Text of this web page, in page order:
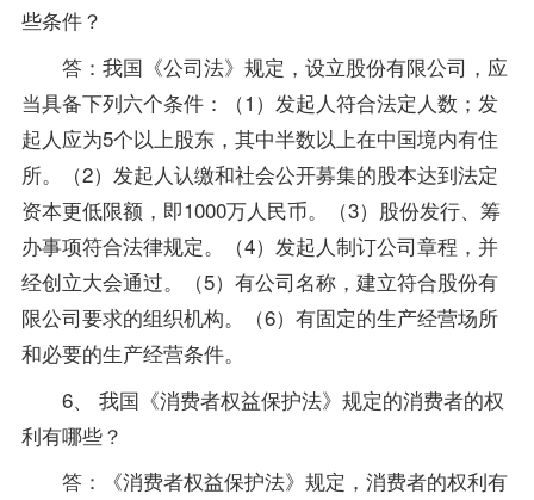
些条件？
答：我国《公司法》规定，设立股份有限公司，应
当具备下列六个条件：（1）发起人符合法定人数；发
起人应为5个以上股东，其中半数以上在中国境内有住
所。（2）发起人认缴和社会公开募集的股本达到法定
资本更低限额，即1000万人民币。（3）股份发行、筹
办事项符合法律规定。（4）发起人制订公司章程，并
经创立大会通过。（5）有公司名称，建立符合股份有
限公司要求的组织机构。（6）有固定的生产经营场所
和必要的生产经营条件。
6、 我国《消费者权益保护法》规定的消费者的权
利有哪些？
答：《消费者权益保护法》规定，消费者的权利有